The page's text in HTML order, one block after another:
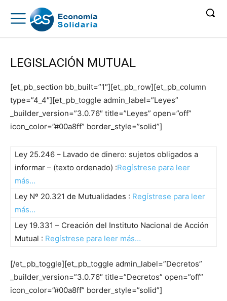
LEGISLACIÓN MUTUAL
[et_pb_section bb_built=”1″][et_pb_row][et_pb_column
type=”4_4″][et_pb_toggle admin_label=”Leyes”
_builder_version=”3.0.76″ title=”Leyes” open=”off”
icon_color=”#00a8ff” border_style=”solid”]
Ley 25.246 – Lavado de dinero: sujetos obligados a
informar – (texto ordenado) :Regístrese para leer
más…
Ley Nº 20.321 de Mutualidades : Regístrese para leer
más…
Ley 19.331 – Creación del Instituto Nacional de Acción
Mutual : Regístrese para leer más…
[/et_pb_toggle][et_pb_toggle admin_label=”Decretos”
_builder_version=”3.0.76″ title=”Decretos” open=”off”
icon_color=”#00a8ff” border_style=”solid”]